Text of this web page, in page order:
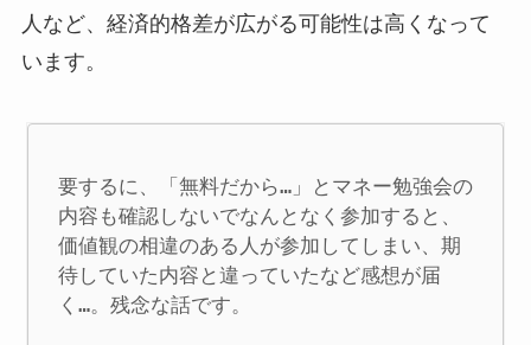
人など、経済的格差が広がる可能性は高くなって
います。
要するに、「無料だから…」とマネー勉強会の
内容も確認しないでなんとなく参加すると、
価値観の相違のある人が参加してしまい、期
待していた内容と違っていたなど感想が届
く…。残念な話です。